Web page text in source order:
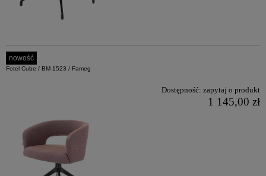
Fotel Cube / BM-1523 / Fameg
Dostępność: zapytaj o produkt
1 145,00 zł
nowość